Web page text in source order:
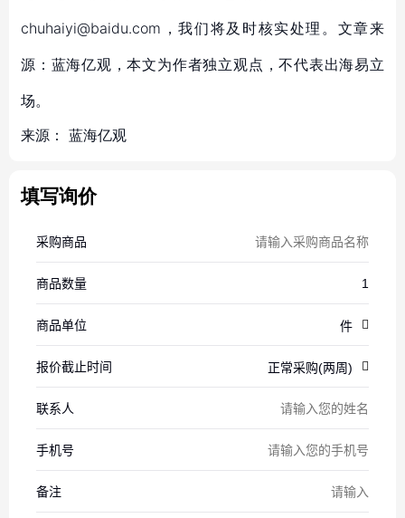
chuhaiyi@baidu.com，我们将及时核实处理。文章来
源：蓝海亿观，本文为作者独立观点，不代表出海易立
场。
来源： 蓝海亿观
填写询价